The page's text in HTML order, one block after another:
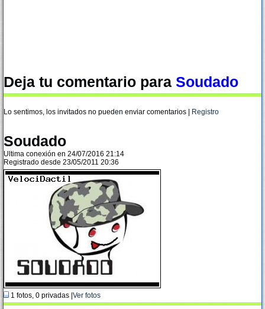
Deja tu comentario para Soudado
Lo sentimos, los invitados no pueden enviar comentarios | Registro
Soudado
Ultima conexión en 24/07/2016 21:14
Registrado desde 23/05/2011 20:36
1 fotos, 0 privadas | Ver fotos